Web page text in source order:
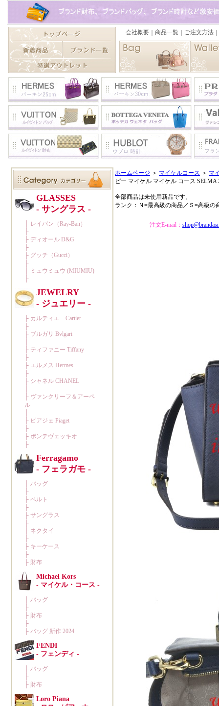
ホームページ ＞ マイケルコース ＞ マ
ピー マイケル マイケル コース
全部商品は未使用新品です。
ランク：Ｎ=最高級の商品／Ｓ=高級の
注文E-mail：